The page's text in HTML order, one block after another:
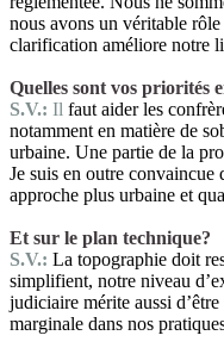
nous avons un véritable
clarification améliore notre
Quelles sont vos priorités
S.V.: Il faut aider les
notamment en matière de
urbaine. Une partie de la
Je suis en outre
approche plus urbaine et
Et sur le plan technique?
S.V.: La topographie doit
simplifient, notre niveau
judiciaire mérite aussi
marginale dans nos